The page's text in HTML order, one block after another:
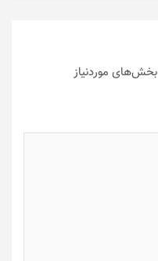
بخش‌های موردنیاز